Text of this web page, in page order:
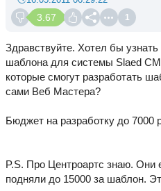
3.67 1
Здравствуйте. Хотел бы
шаблона для системы Slaed
которые смогут разработать
сами Веб Мастера?
Бюджет на разработку до 7000
P.S. Про Центроартс знаю.
подняли до 15000 за шаблон.